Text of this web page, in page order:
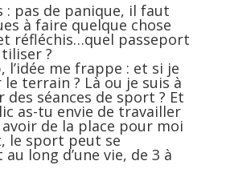
: pas de panique, il faut
à faire quelque chose
réfléchis…quel passeport
?
l’idée me frappe : et si je
terrain ? Là ou je suis à
des séances de sport ? Et
as-tu envie de travailler
de la place pour moi
le sport peut se
long d’une vie, de 3 à